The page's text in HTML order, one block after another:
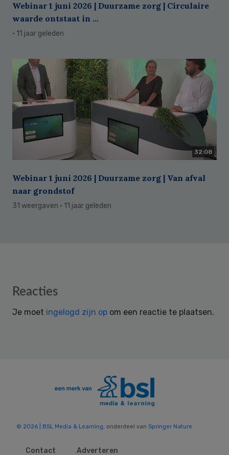
Webinar 1 juni 2026 | Duurzame zorg | Circulaire
waarde ontstaat in ...
· 11 jaar geleden
32:08
Webinar 1 juni 2026 | Duurzame zorg | Van afval
naar grondstof
31 weergaven · 11 jaar geleden
Reader
Reacties
Je moet ingelogd zijn op om een reactie te plaatsen.
© 2026 | BSL Media & Learning, onderdeel van Springer Nature
Contact Adverteren